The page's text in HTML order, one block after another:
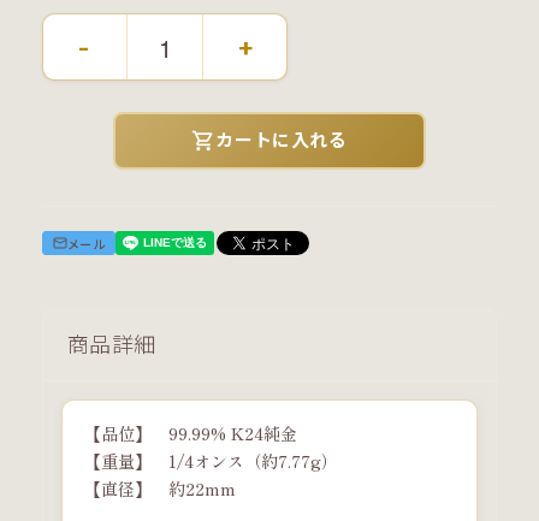
- +
shopping_cartカートに入れる
メール
商品詳細
【品位】 99.99% K24純金
【重量】 1/4オンス（約7.77g）
【直径】 約22mm